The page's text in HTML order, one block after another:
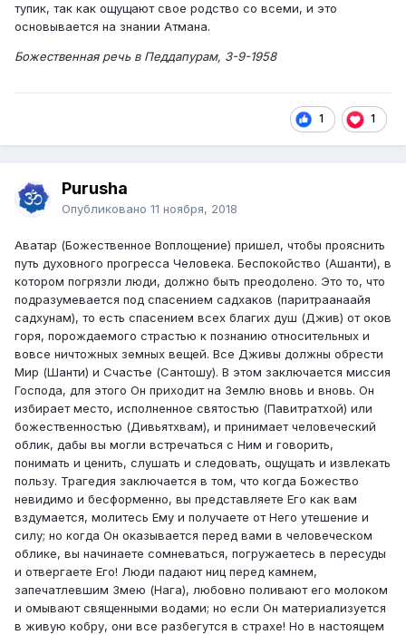
тупик, так как ощущают свое родство со всеми, и это
основывается на знании Атмана.
Божественная речь в Педдапурам, 3-9-1958
1 1
Purusha
Опубликовано 11 ноября, 2018
Аватар (Божественное Воплощение) пришел, чтобы прояснить
путь духовного прогресса Человека. Беспокойство (Ашанти), в
котором погрязли люди, должно быть преодолено. Это то, что
подразумевается под спасением садхаков (паритраанаайя
садхунам), то есть спасением всех благих душ (Джив) от оков
горя, порождаемого страстью к познанию относительных и
вовсе ничтожных земных вещей. Все Дживы должны обрести
Мир (Шанти) и Счастье (Сантошу). В этом заключается миссия
Господа, для этого Он приходит на Землю вновь и вновь. Он
избирает место, исполненное святостью (Павитратхой) или
божественностью (Дивьятхвам), и принимает человеческий
облик, дабы вы могли встречаться с Ним и говорить,
понимать и ценить, слушать и следовать, ощущать и извлекать
пользу. Трагедия заключается в том, что когда Божество
невидимо и бесформенно, вы представляете Его как вам
вздумается, молитесь Ему и получаете от Него утешение и
силу; но когда Он оказывается перед вами в человеческом
облике, вы начинаете сомневаться, погружаетесь в пересуды
и отвергаете Его! Люди падают ниц перед камнем,
запечатлевшим Змею (Нага), любовно поливают его молоком
и омывают священными водами; но если Он материализуется
в живую кобру, они все разбегутся в страхе! Но в настоящем